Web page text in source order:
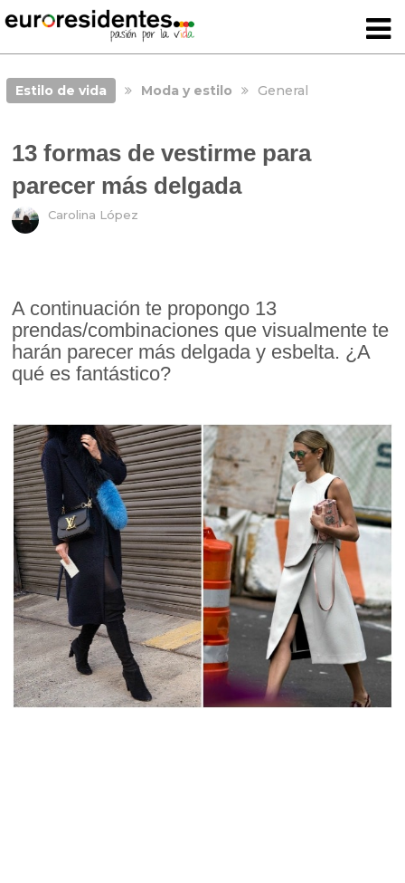
Estilo de vida Moda y estilo General
13 formas de vestirme para
parecer más delgada
Carolina López
A continuación te propongo 13
prendas/combinaciones que visualmente te
harán parecer más delgada y esbelta. ¿A
qué es fantástico?